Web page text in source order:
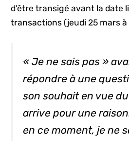
d’être transigé avant la date
transactions (jeudi 25 mars à
« Je ne sais pas »
répondre à une
son souhait en vue
arrive pour une
en ce moment, je ne